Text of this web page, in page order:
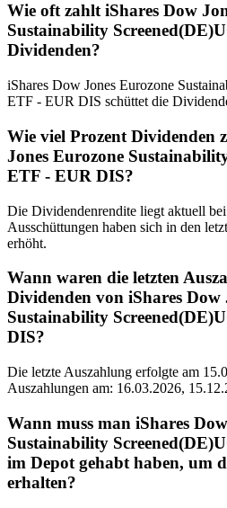
Wie oft zahlt iShares Dow
Sustainability
Dividenden?
iShares Dow Jones Eurozone
ETF - EUR DIS schüttet die
Wie viel Prozent Dividenden
Jones Eurozone
ETF - EUR DIS?
Die Dividendenrendite liegt aktuell
Ausschüttungen haben sich in den
erhöht.
Wann waren die letzten
Dividenden von iShares Dow
Sustainability
DIS?
Die letzte Auszahlung erfolgte am
Auszahlungen am: 16.03.2026,
Wann muss man iShares
Sustainability
im Depot gehabt haben, um
erhalten?